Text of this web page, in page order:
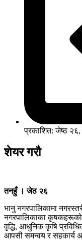
प्रकाशित: जेष्ठ
शेयर गरौ
तनहुँ । जेठ २६
भानु नगरपालिकामा
नगरपालिकाका कृषकहरूको
वृद्धि, आधुनिक कृषि
आपसी समन्वय र सहकार्य